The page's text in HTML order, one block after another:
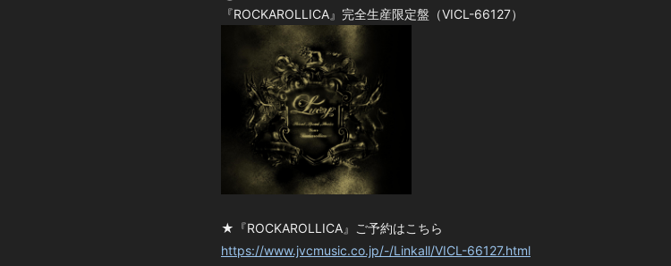
『ROCKAROLLICA』完全生産限定盤（VICL-66127）
★『ROCKAROLLICA』ご予約はこちら
https://www.jvcmusic.co.jp/-/Linkall/VICL-66127.html